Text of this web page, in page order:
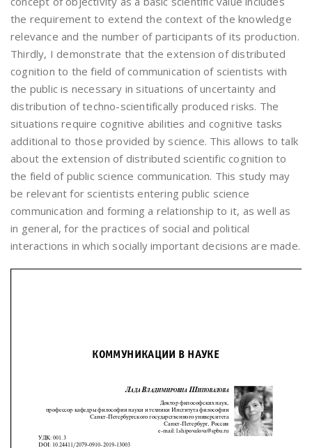
the requirement to extend the context of the knowledge
relevance and the number of participants of its production.
Thirdly, I demonstrate that the extension of distributed
cognition to the field of communication of scientists with
the public is necessary in situations of uncertainty and
distribution of techno-scientifically produced risks. The
situations require cognitive abilities and cognitive tasks
additional to those provided by science. This allows to talk
about the extension of distributed scientific cognition to
the field of public science communication. This study may
be relevant for scientists entering public science
communication and forming a relationship to it, as well as
in general, for the practices of social and political
interactions in which socially important decisions are made.